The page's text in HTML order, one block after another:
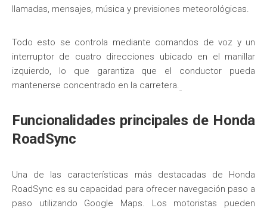
llamadas, mensajes, música y previsiones meteorológicas.
Todo esto se controla mediante comandos de voz y un
interruptor de cuatro direcciones ubicado en el manillar
izquierdo, lo que garantiza que el conductor pueda
mantenerse concentrado en la carretera.
Funcionalidades principales de Honda
RoadSync
Una de las características más destacadas de Honda
RoadSync es su capacidad para ofrecer navegación paso a
paso utilizando Google Maps. Los motoristas pueden